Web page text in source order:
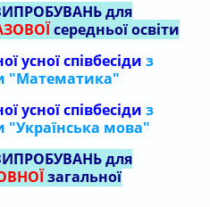
для
середньої освіти
усної співбесіди з
"Математика"
усної співбесіди з
"Українська мова"
для
загальної